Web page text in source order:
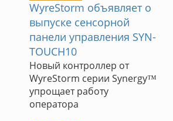
WyreStorm объявляет о
выпуске сенсорной
панели управления SYN-
TOUCH10
Новый контроллер от
WyreStorm серии Synergy™
упрощает работу
оператора